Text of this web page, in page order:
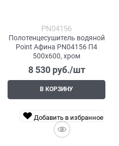
PN04156
Полотенцесушитель водяной
Point Афина PN04156 П4
500x600, хром
8 530 руб./шт
В КОРЗИНУ
Добавить в избранное